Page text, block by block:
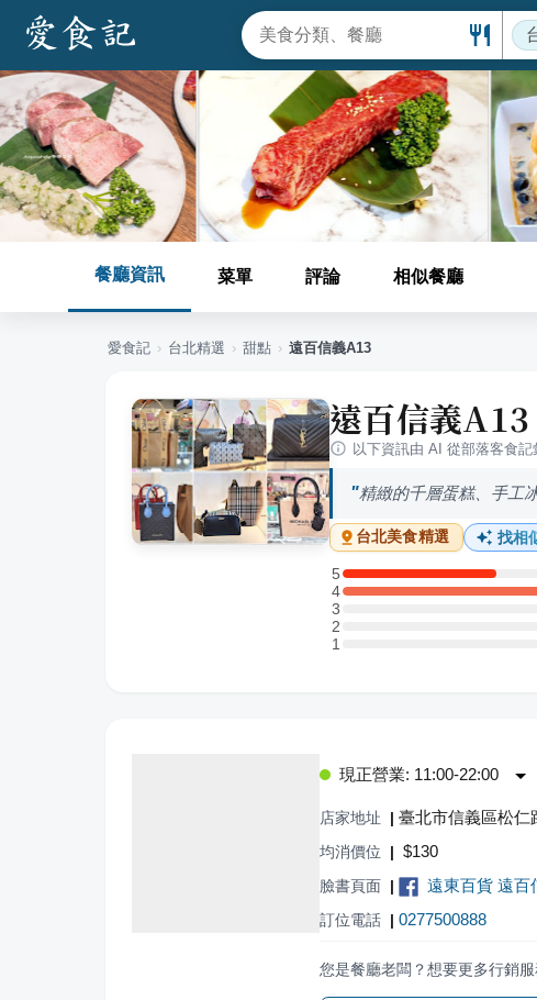
餐廳資訊 菜單 評論 相似餐廳
愛食記 › 台北精選 › 甜點 › 遠百信義A13
遠百信義A13
以下資訊由 AI 從部落客食記
精緻的千層蛋糕、手工
台北美食精選 找相
5
5 星：4 則評論
4
4 星：9 則評論
3
3 星：0 則評論
2
2 星：0 則評論
11 星：0 則評論
現正營業: 11:00-22:00
店家地址 | 臺北市信義區松仁
均消價位 | $130
臉書頁面 | 遠東百貨 遠百
訂位電話 | 0277500888
您是餐廳老闆？想要更多行銷